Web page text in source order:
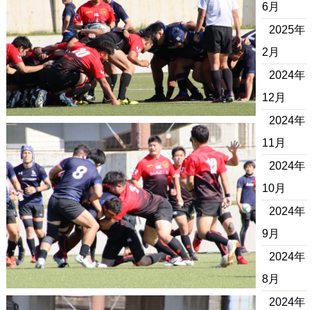
6月
2025年
2月
2024年
12月
2024年
11月
2024年
10月
2024年
9月
2024年
8月
2024年